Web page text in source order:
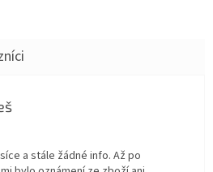
je 1 z 5 hvězdiček.
a stále žádné info. Až po